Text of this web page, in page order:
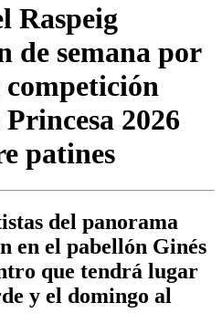
Raspeig
de semana por
2026
patines
del panorama
en el pabellón Ginés
que tendrá lugar
y el domingo al